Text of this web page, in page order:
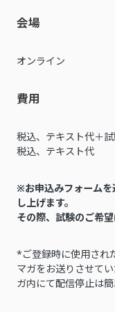
会場
オンライン
費用
税込、テキスト代＋
税込、テキス
※お申込みフォームを
し上げます。
その際、試験のご希望
*ご登録時に使用され
マガをお送りさせて
ガ内にて配信停止は